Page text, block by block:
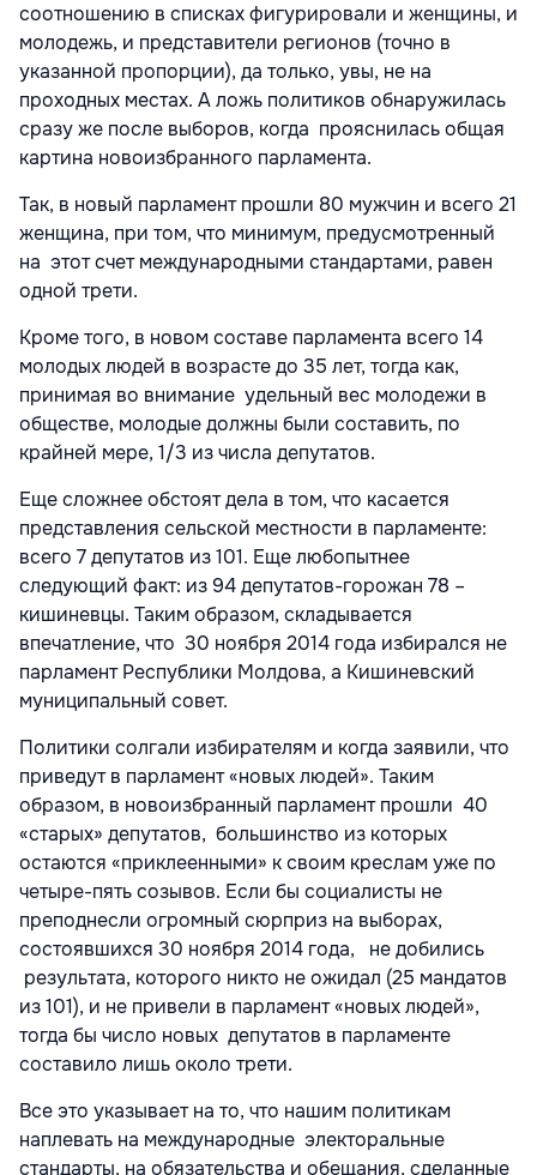
соотношению в списках фигурировали и женщины, и
молодежь, и представители регионов (точно в
указанной пропорции), да только, увы, не на
проходных местах. А ложь политиков обнаружилась
сразу же после выборов, когда прояснилась общая
картина новоизбранного парламента.
Так, в новый парламент прошли 80 мужчин и всего 21
женщина, при том, что минимум, предусмотренный
на этот счет международными стандартами, равен
одной трети.
Кроме того, в новом составе парламента всего 14
молодых людей в возрасте до 35 лет, тогда как,
принимая во внимание удельный вес молодежи в
обществе, молодые должны были составить, по
крайней мере, 1/3 из числа депутатов.
Еще сложнее обстоят дела в том, что касается
представления сельской местности в парламенте:
всего 7 депутатов из 101. Еще любопытнее
следующий факт: из 94 депутатов-горожан 78 –
кишиневцы. Таким образом, складывается
впечатление, что 30 ноября 2014 года избирался не
парламент Республики Молдова, а Кишиневский
муниципальный совет.
Политики солгали избирателям и когда заявили, что
приведут в парламент «новых людей». Таким
образом, в новоизбранный парламент прошли 40
«старых» депутатов, большинство из которых
остаются «приклеенными» к своим креслам уже по
четыре-пять созывов. Если бы социалисты не
преподнесли огромный сюрприз на выборах,
состоявшихся 30 ноября 2014 года, не добились
результата, которого никто не ожидал (25 мандатов
из 101), и не привели в парламент «новых людей»,
тогда бы число новых депутатов в парламенте
составило лишь около трети.
Все это указывает на то, что нашим политикам
наплевать на международные электоральные
стандарты, на обязательства и обещания, сделанные